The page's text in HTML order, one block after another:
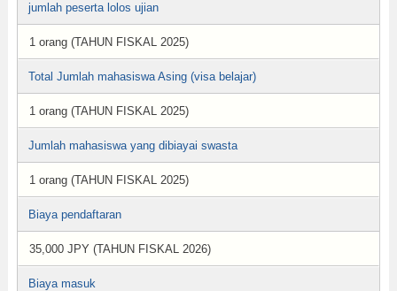
jumlah peserta lolos ujian
1 orang (TAHUN FISKAL 2025)
Total Jumlah mahasiswa Asing (visa belajar)
1 orang (TAHUN FISKAL 2025)
Jumlah mahasiswa yang dibiayai swasta
1 orang (TAHUN FISKAL 2025)
Biaya pendaftaran
35,000 JPY (TAHUN FISKAL 2026)
Biaya masuk